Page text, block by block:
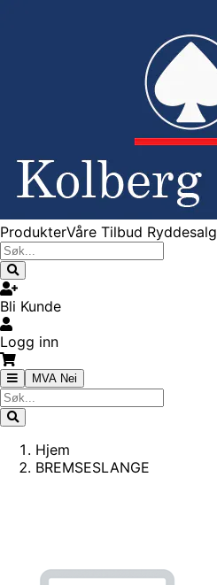
ProdukterVåre Tilbud Ryddesalg
Bli Kunde
Logg inn
MVA Nei
Hjem
BREMSESLANGE